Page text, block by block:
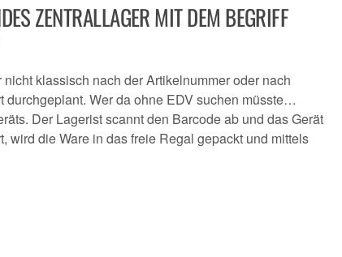
ZENTRALLAGER MIT DEM BEGRIFF
klassisch nach der Artikelnummer oder nach
Wer da ohne EDV suchen müsste…
Der Lagerist scannt den Barcode ab und das Gerät
wird die Ware in das freie Regal gepackt und mittels